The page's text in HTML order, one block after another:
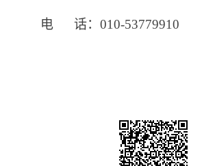
电 话：010-53779910